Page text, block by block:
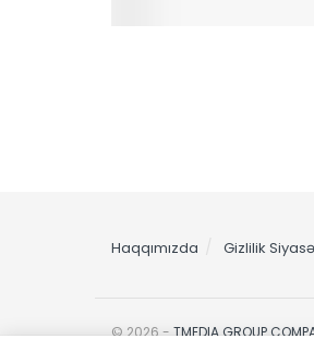
Haqqımızda Gizlilik
© 2026 -TMEDIA GROUP